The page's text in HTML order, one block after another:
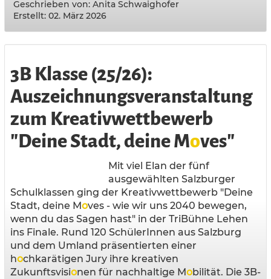
Geschrieben von: Anita Schwaighofer
Erstellt: 02. März 2026
3B Klasse (25/26):
Auszeichnungsveranstaltung
zum Kreativwettbewerb
"Deine Stadt, deine Moves"
Mit viel Elan der fünf
ausgewählten Salzburger
Schulklassen ging der Kreativwettbewerb "Deine
Stadt, deine Moves - wie wir uns 2040 bewegen,
wenn du das Sagen hast" in der TriBühne Lehen
ins Finale. Rund 120 SchülerInnen aus Salzburg
und dem Umland präsentierten einer
hochkarätigen Jury ihre kreativen
Zukunftsvisionen für nachhaltige Mobilität. Die 3B-